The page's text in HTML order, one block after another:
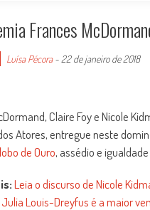
Frances
Luísa Pécora- 22 de janeiro de 2018
Claire Foy e Nicole
Atores, entregue neste
de Ouro, assédio e
Leia o discurso de Nicole
Julia Louis-Dreyfus é a maior